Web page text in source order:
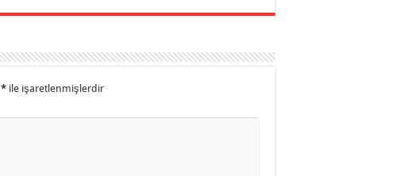
*ile işaretlenmişlerdir